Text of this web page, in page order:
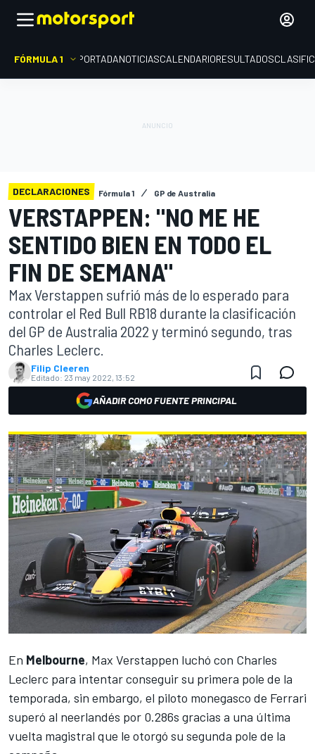
FÓRMULA 1 PORTADANOTICIASCALENDARIORESULTADOS
DECLARACIONES Fórmula 1 GP de Australia
VERSTAPPEN: "NO ME HE
SENTIDO BIEN EN TODO EL
FIN DE SEMANA"
Max Verstappen sufrió más de lo esperado para
controlar el Red Bull RB18 durante la clasificación
del GP de Australia 2022 y terminó segundo, tras
Charles Leclerc.
Filip Cleeren
Editado: 23 may 2022, 13:52
AÑADIR COMO FUENTE PRINCIPAL
En Melbourne, Max Verstappen luchó con Charles
Leclerc para intentar conseguir su primera pole de la
temporada, sin embargo, el piloto monegasco de Ferrari
superó al neerlandés por 0.286s gracias a una última
vuelta magistral que le otorgó su segunda pole de la